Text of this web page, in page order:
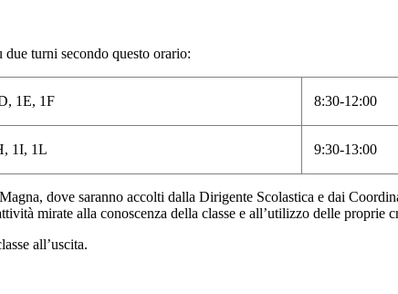
turni secondo questo orario:
1E, 1F 8:30-12:00
1I, 1L 9:30-13:00
dove saranno accolti dalla Dirigente Scolastica e dai
mirate alla conoscenza della classe e all’utilizzo delle proprie
all’uscita.